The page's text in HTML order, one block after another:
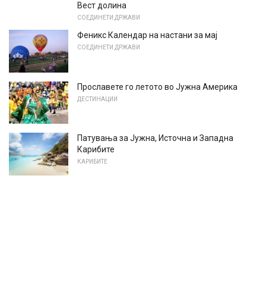
Вест долина
СОЕДИНЕТИ ДРЖАВИ
Феникс Календар на настани за мај
СОЕДИНЕТИ ДРЖАВИ
Прославете го летото во Јужна Америка
ДЕСТИНАЦИИ
Патувања за Јужна, Источна и Западна
Карибите
КАРИБИТЕ